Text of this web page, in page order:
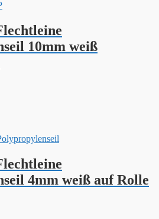
10mm weiß
4mm weiß auf Rolle